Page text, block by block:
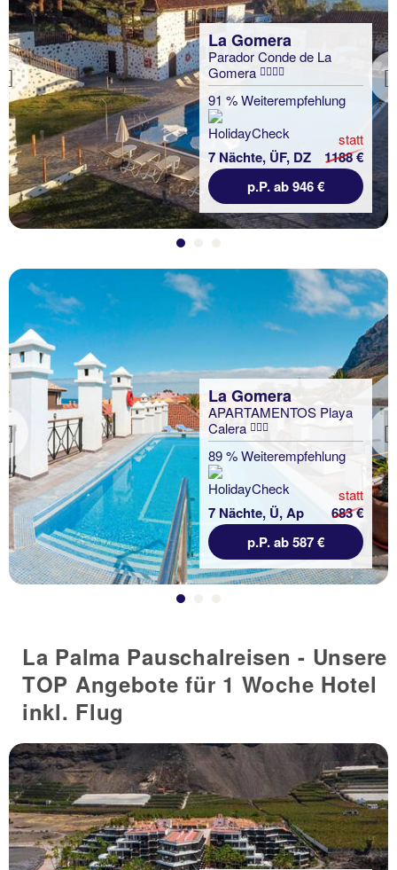
Previous
La Gomera
Parador Conde de La
Gomera
91 % Weiterempfehlung
7 Nächte, ÜF, DZ
statt
1188 €
p.P. ab 946 €
Previous
La Gomera
APARTAMENTOS Playa
Calera
89 % Weiterempfehlung
7 Nächte, Ü, Ap
statt
683 €
p.P. ab 587 €
La Palma Pauschalreisen - Unsere
TOP Angebote für 1 Woche Hotel
inkl. Flug